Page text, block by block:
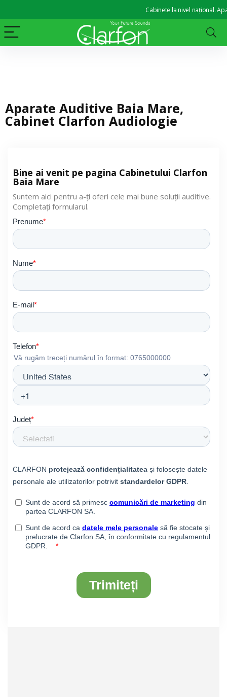
Cabinete la nivel național.
Aparate Auditive Baia Mare,
Cabinet Clarfon Audiologie
Bine ai venit pe pagina Cabinetului Clarfon
Baia Mare
Suntem aici pentru a-ți oferi cele mai bune soluții auditive.
Completați formularul.